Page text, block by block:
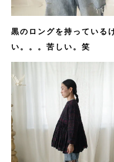
黒のロングを持っている
い。。。苦しい。笑